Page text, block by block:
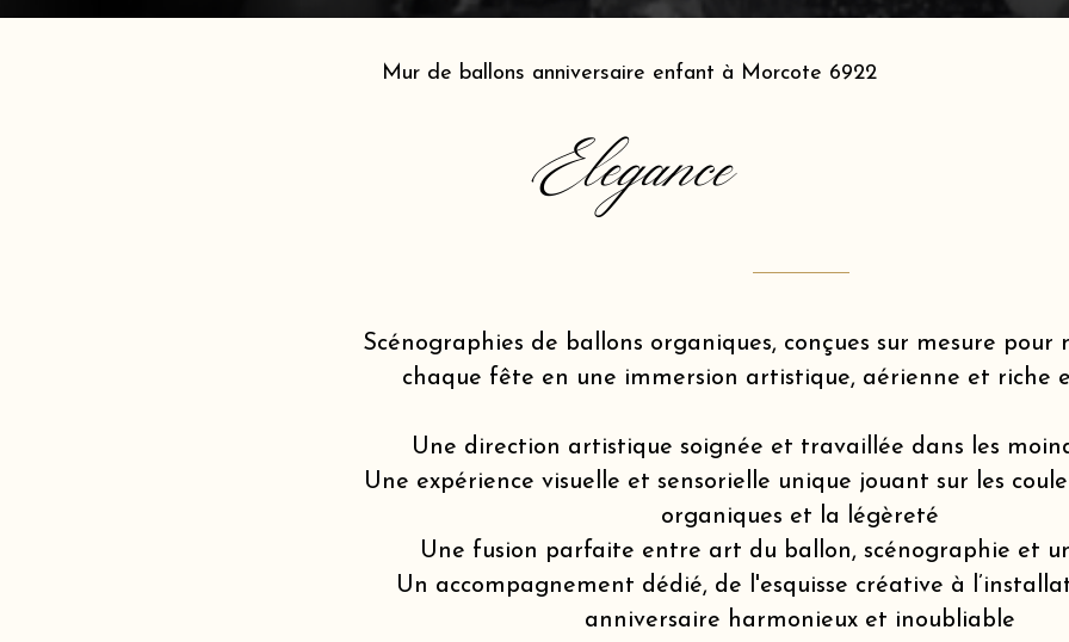
Mur de ballons anniversaire enfant à Morcote 6922
Elegance
Scénographies de ballons organiques, conçues sur mesure pour
chaque fête en une immersion artistique, aérienne et riche
Une direction artistique soignée et travaillée dans les
Une expérience visuelle et sensorielle unique jouant sur les
organiques et la légèreté
Une fusion parfaite entre art du ballon, scénographie et
Un accompagnement dédié, de l'esquisse créative à
anniversaire harmonieux et inoubliable